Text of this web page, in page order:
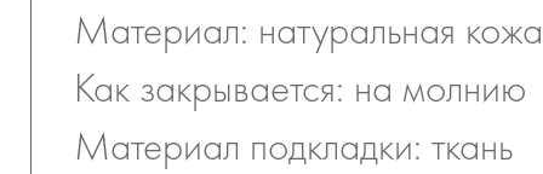
Материал: натуральная кожа
Как закрывается: на молнию
Материал подкладки: ткань